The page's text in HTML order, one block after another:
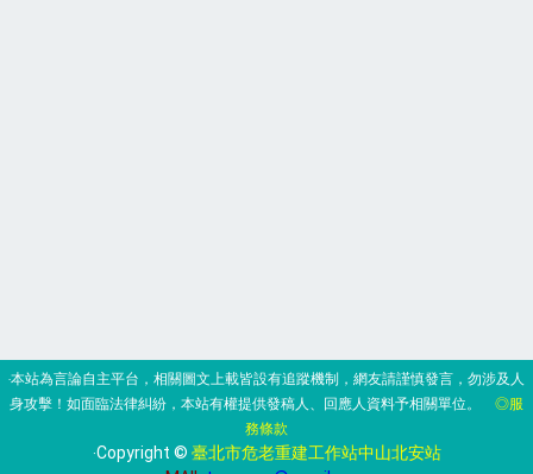
‧本站為言論自主平台，相關圖文上載皆設有追蹤機制，網友請謹慎發言，勿涉及人
身攻擊！如面臨法律糾紛，本站有權提供發稿人、回應人資料予相關單位。 ◎服
務條款
‧Copyright © 臺北市危老重建工作站中山北安站